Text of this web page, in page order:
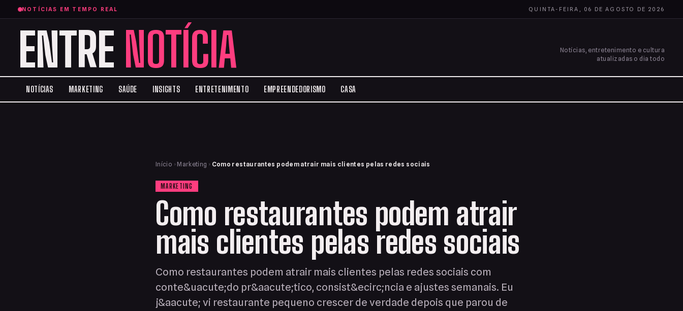
NOTÍCIAS EM TEMPO REAL QUINTA-FEIRA, 06 DE AGOSTO DE 2026
ENTRE NOTÍCIA
Notícias, entretenimento e cultura
atualizadas o dia todo
NOTÍCIAS MARKETING SAÚDE INSIGHTS ENTRETENIMENTO EMPREENDEDORISMO CASA
Início › Marketing › Como restaurantes podem atrair mais clientes pelas redes sociais
MARKETING
Como restaurantes podem atrair
mais clientes pelas redes sociais
Como restaurantes podem atrair mais clientes pelas redes sociais com
conte&uacute;do pr&aacute;tico, consist&ecirc;ncia e ajustes semanais. Eu
j&aacute; vi restaurante pequeno crescer de verdade depois que parou de